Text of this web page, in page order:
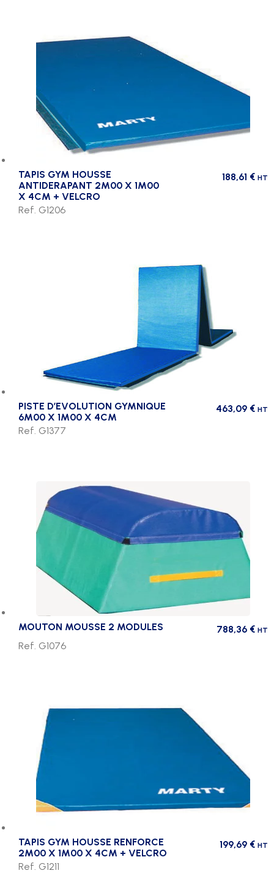
TAPIS GYM HOUSSE
ANTIDERAPANT 2M00 X 1M00
X 4CM + VELCRO
188,61 € HT
Ref. G1206
PISTE D’EVOLUTION GYMNIQUE
6M00 X 1M00 X 4CM
463,09 € HT
Ref. G1377
MOUTON MOUSSE 2 MODULES 788,36 € HT
Ref. G1076
TAPIS GYM HOUSSE RENFORCE
2M00 X 1M00 X 4CM + VELCRO
199,69 € HT
Ref. G1211